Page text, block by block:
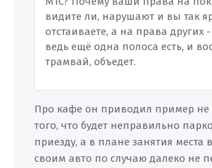
видите ли, нарушают и вы так
отстаиваете, а на права других
ведь ещё одна полоса есть, и
трамвай, объедет.
Про кафе он приводил пример не
того, что будет неправильно
приезду, а в плане занятия места
своим авто по случаю далеко не